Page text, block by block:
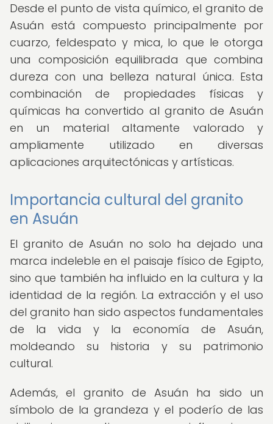
Desde el punto de vista químico, el granito de
Asuán está compuesto principalmente por
cuarzo, feldespato y mica, lo que le otorga
una composición equilibrada que combina
dureza con una belleza natural única. Esta
combinación de propiedades físicas y
químicas ha convertido al granito de Asuán
en un material altamente valorado y
ampliamente utilizado en diversas
aplicaciones arquitectónicas y artísticas.
Importancia cultural del granito
en Asuán
El granito de Asuán no solo ha dejado una
marca indeleble en el paisaje físico de Egipto,
sino que también ha influido en la cultura y la
identidad de la región. La extracción y el uso
del granito han sido aspectos fundamentales
de la vida y la economía de Asuán,
moldeando su historia y su patrimonio
cultural.
Además, el granito de Asuán ha sido un
símbolo de la grandeza y el poderío de las